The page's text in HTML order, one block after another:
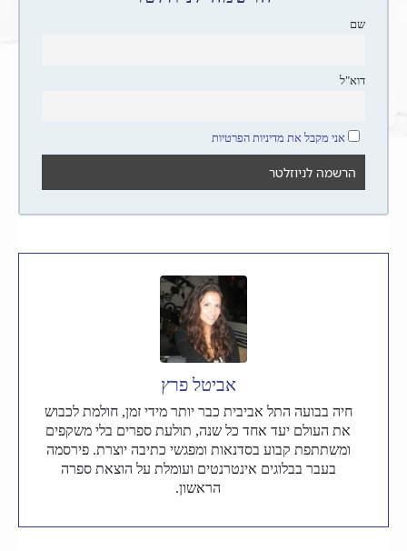
שם
דוא"ל
אני מקבל את מדיניות הפרטיות
אביטל פרץ
חיה בבועה התל אביבית כבר יותר מידי זמן, חולמת לכבוש
את העולם יעד אחד כל שנה, תולעת ספרים בלי משקפים
ומשתתפת קבוע בסדנאות ומפגשי כתיבה יוצרת. פירסמה
בעבר בבלוגים אינטרנטים ועומלת על הוצאת ספרה
הראשון.